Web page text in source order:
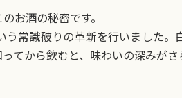
お酒の秘密です。
常識破りの革新を行いました
てから飲むと、味わいの深みがさ